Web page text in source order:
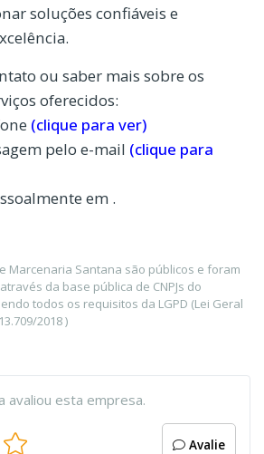
soluções confiáveis e
ou saber mais sobre os
oferecidos:
(clique para ver)
pelo e-mail (clique para
em .
Marcenaria Santana são públicos e foram
da base pública de CNPJs do
todos os requisitos da LGPD (Lei Geral
2018 )
avaliou esta empresa.
Avalie